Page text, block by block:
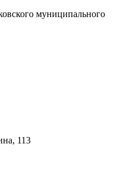
муниципального
113